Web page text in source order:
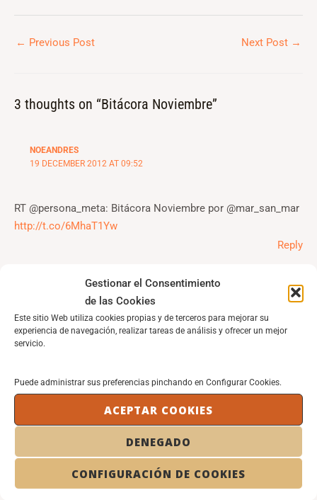
Gestionar el Consentimiento
de las Cookies
Este sitio Web utiliza cookies propias y de terceros para mejorar su
experiencia de navegación, realizar tareas de análisis y ofrecer un mejor
servicio.
Puede administrar sus preferencias pinchando en Configurar Cookies.
ACEPTAR COOKIES
DENEGADO
CONFIGURACIÓN DE COOKIES
← Previous Post Next Post →
3 thoughts on “Bitácora Noviembre”
NOEANDRES
19 DECEMBER 2012 AT 09:52
RT @persona_meta: Bitácora Noviembre por @mar_san_mar
http://t.co/6MhaT1Yw
Reply
ARSOUTPLACEMENT
19 DECEMBER 2012 AT 09:53
RT @persona_meta: Bitácora Noviembre por @mar_san_mar
JAVIER MARTÍNDELAFUENTE
21 DECEMBER 2012 AT 20:11
“Descansan y sueñan” con placidez en sus rostros. La
serenidad de saber que el objetivo está cumplido. Las